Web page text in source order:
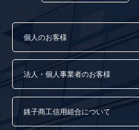
個人のお客様
法人・個人事業者のお客様
銚子商工信用組合について